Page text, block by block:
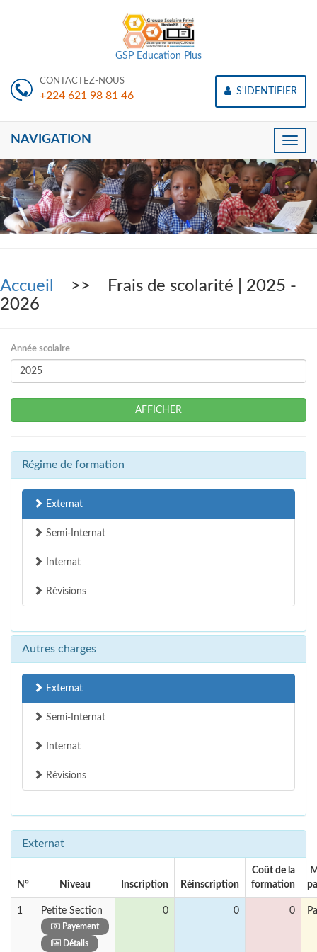
GSP Education Plus
CONTACTEZ-NOUS
+224 621 98 81 46 S'IDENTIFIER
Toggle
NAVIGATION
Accueil
>> Frais de scolarité | 2025 -
2026
Année scolaire
AFFICHER
Régime de formation
Externat
Semi-Internat
Internat
Révisions
Autres charges
Externat
Semi-Internat
Internat
Révisions
Externat
N° Niveau Inscription Réinscription
Coût de la
formation
1 Petite Section
Payement
Détails
0 0 0